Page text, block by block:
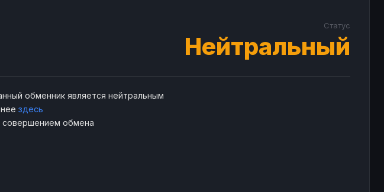
Статус
Нейтральный
обменник является нейтральным
здесь
обмена